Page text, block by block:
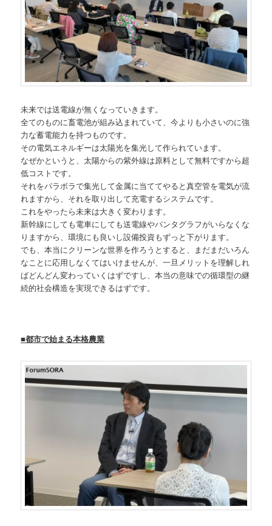
未来では送電線が無くなっていきます。
全てのものに畜電池が組み込まれていて、今よりも小さいのに強
力な蓄電能力を持つものです。
その電気エネルギーは太陽光を集光して作られています。
なぜかというと、太陽からの紫外線は原料として無料ですから超
低コストです。
それをパラボラで集光して金属に当ててやると真空管を電気が流
れますから、それを取り出して充電するシステムです。
これをやったら未来は大きく変わります。
新幹線にしても電車にしても送電線やパンタグラフがいらなくな
りますから、環境にも良いし設備投資もずっと下がります。
でも、本当にクリーンな世界を作ろうとすると、まだまだいろん
なことに応用しなくてはいけませんが、一旦メリットを理解しれ
ばどんどん変わっていくはずですし、本当の意味での循環型の継
続的社会構造を実現できるはずです。
■都市で始まる本格農業